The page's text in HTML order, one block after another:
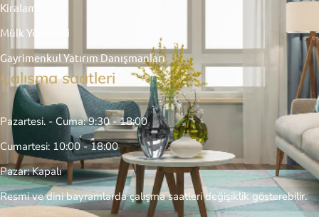
Kiralama
Mülk Yönetimi
Gayrimenkul Yatırım Danışmanları
Çalışma saatleri
Pazartesi. - Cuma: 9:30 - 18:00
Cumartesi: 10:00 - 18:00
Pazar: Kapalı
Resmi ve dini bayramlarda çalışma saatleri değişiklik gösterebilir.